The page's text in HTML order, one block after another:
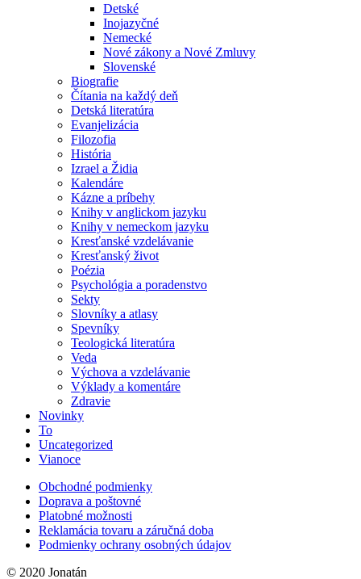
Detské
Inojazyčné
Nemecké
Nové zákony a Nové Zmluvy
Slovenské
Biografie
Čítania na každý deň
Detská literatúra
Evanjelizácia
Filozofia
História
Izrael a Židia
Kalendáre
Kázne a príbehy
Knihy v anglickom jazyku
Knihy v nemeckom jazyku
Kresťanské vzdelávanie
Kresťanský život
Poézia
Psychológia a poradenstvo
Sekty
Slovníky a atlasy
Spevníky
Teologická literatúra
Veda
Výchova a vzdelávanie
Výklady a komentáre
Zdravie
Novinky
To
Uncategorized
Vianoce
Obchodné podmienky
Doprava a poštovné
Platobné možnosti
Reklamácia tovaru a záručná doba
Podmienky ochrany osobných údajov
© 2020 Jonatán